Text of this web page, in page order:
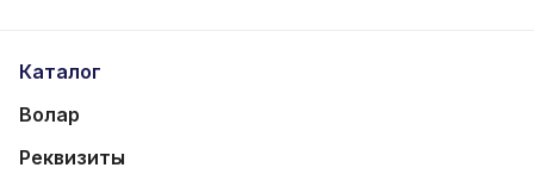
Каталог
Волар
Реквизиты